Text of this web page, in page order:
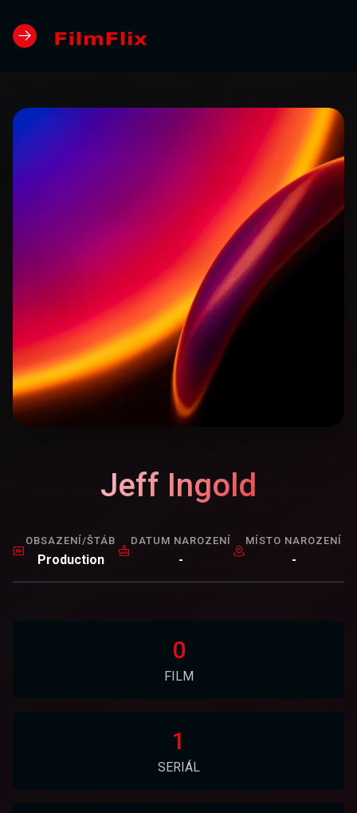
Jeff Ingold
OBSAZENÍ/ŠTÁB
Production
DATUM NAROZENÍ
-
MÍSTO NAROZENÍ
-
0
FILM
1
SERIÁL